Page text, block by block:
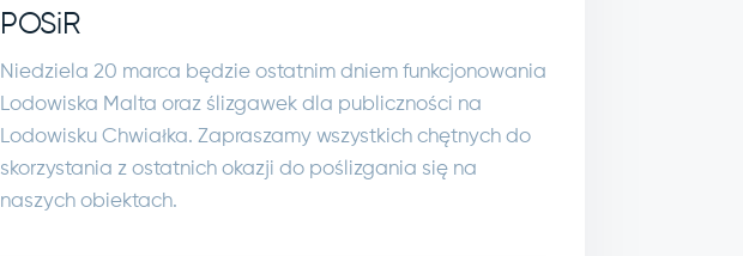
POSiR
Niedziela 20 marca będzie ostatnim dniem funkcjonowania
Lodowiska Malta oraz ślizgawek dla publiczności na
Lodowisku Chwiałka. Zapraszamy wszystkich chętnych do
skorzystania z ostatnich okazji do poślizgania się na
naszych obiektach.